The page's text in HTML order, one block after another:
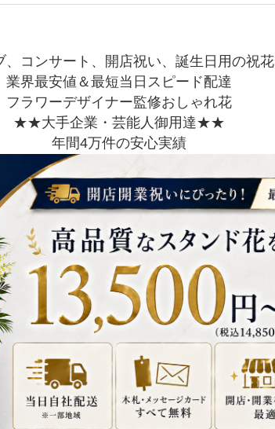
、コンサート、開店祝い、誕生日用の祝花
業界最安値＆最短当日スピード配達
フラワーデザイナー監修おしゃれ花
★★大手企業・芸能人御用達★★
年間4万件の安心実績